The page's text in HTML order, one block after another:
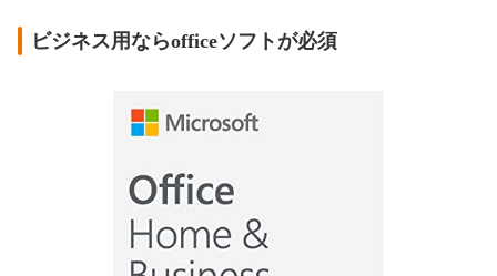
ビジネス用ならofficeソフトが必須